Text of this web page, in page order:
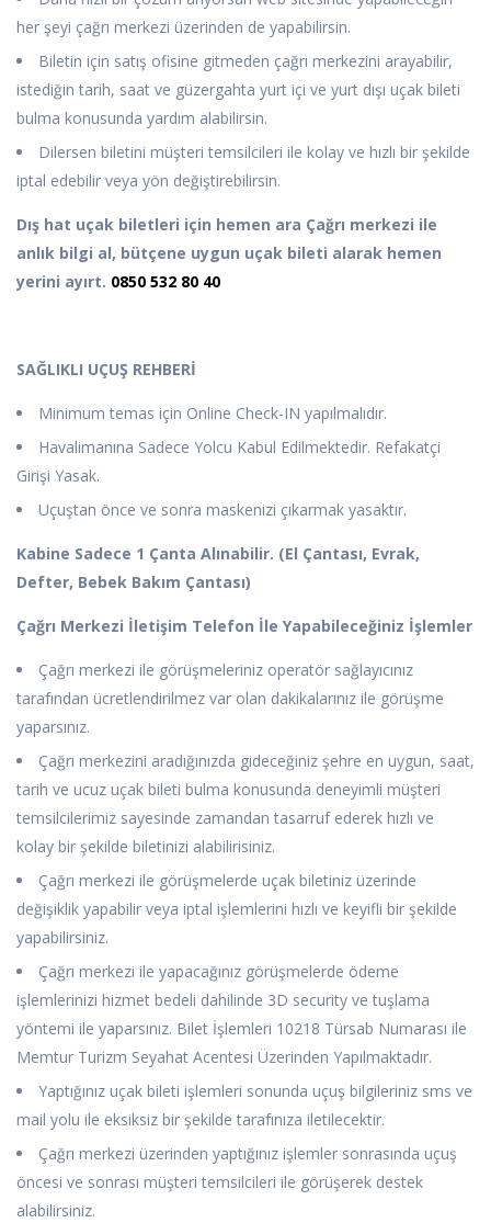
her şeyi çağrı merkezi üzerinden de yapabilirsin.
Biletin için satış ofisine gitmeden çağrı merkezini arayabilir,
istediğin tarih, saat ve güzergahta yurt içi ve yurt dışı uçak bileti
bulma konusunda yardım alabilirsin.
Dilersen biletini müşteri temsilcileri ile kolay ve hızlı bir şekilde
iptal edebilir veya yön değiştirebilirsin.
Dış hat uçak biletleri için hemen ara Çağrı merkezi ile
anlık bilgi al, bütçene uygun uçak bileti alarak hemen
yerini ayırt. 0850 532 80 40
SAĞLIKLI UÇUŞ REHBERİ
Minimum temas için Online Check-IN yapılmalıdır.
Havalimanına Sadece Yolcu Kabul Edilmektedir. Refakatçi
Girişi Yasak.
Uçuştan önce ve sonra maskenizi çıkarmak yasaktır.
Kabine Sadece 1 Çanta Alınabilir. (El Çantası, Evrak,
Defter, Bebek Bakım Çantası)
Çağrı Merkezi İletişim Telefon İle Yapabileceğiniz İşlemler
Çağrı merkezi ile görüşmeleriniz operatör sağlayıcınız
tarafından ücretlendirilmez var olan dakikalarınız ile görüşme
yaparsınız.
Çağrı merkezini aradığınızda gideceğiniz şehre en uygun, saat,
tarih ve ucuz uçak bileti bulma konusunda deneyimli müşteri
temsilcilerimiz sayesinde zamandan tasarruf ederek hızlı ve
kolay bir şekilde biletinizi alabilirisiniz.
Çağrı merkezi ile görüşmelerde uçak biletiniz üzerinde
değişiklik yapabilir veya iptal işlemlerini hızlı ve keyifli bir şekilde
yapabilirsiniz.
Çağrı merkezi ile yapacağınız görüşmelerde ödeme
işlemlerinizi hizmet bedeli dahilinde 3D security ve tuşlama
yöntemi ile yaparsınız. Bilet İşlemleri 10218 Türsab Numarası ile
Memtur Turizm Seyahat Acentesi Üzerinden Yapılmaktadır.
Yaptığınız uçak bileti işlemleri sonunda uçuş bilgileriniz sms ve
mail yolu ile eksiksiz bir şekilde tarafınıza iletilecektir.
Çağrı merkezi üzerinden yaptığınız işlemler sonrasında uçuş
öncesi ve sonrası müşteri temsilcileri ile görüşerek destek
alabilirsiniz.